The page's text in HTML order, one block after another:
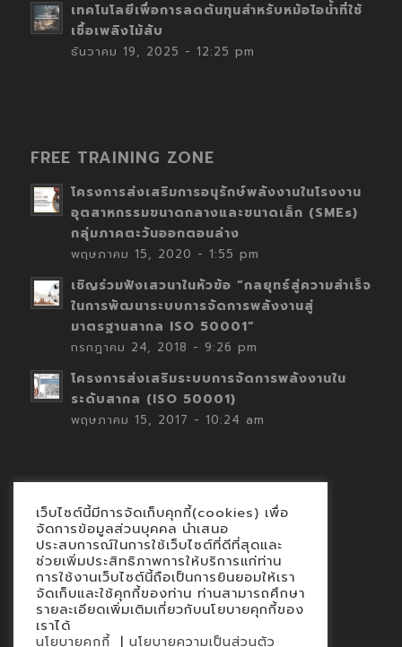
เทคโนโลยีเพื่อการลดต้นทุนสำหรับหม้อไอน้ำที่ใช้
เชื้อเพลิงไม้สับ
ธันวาคม 19, 2025 - 12:25 pm
FREE TRAINING ZONE
โครงการส่งเสริมการอนุรักษ์พลังงานในโรงงาน
อุตสาหกรรมขนาดกลางและขนาดเล็ก (SMEs)
กลุ่มภาคตะวันออกตอนล่าง
พฤษภาคม 15, 2020 - 1:55 pm
เชิญร่วมฟังเสวนาในหัวข้อ “กลยุทธ์สู่ความสำเร็จ
ในการพัฒนาระบบการจัดการพลังงานสู่
มาตรฐานสากล ISO 50001”
กรกฎาคม 24, 2018 - 9:26 pm
โครงการส่งเสริมระบบการจัดการพลังงานใน
ระดับสากล (ISO 50001)
พฤษภาคม 15, 2017 - 10:24 am
Contact
นโยบายคุกกี้
นโยบายข้อมูลส่วนบุคคล
เว็บไซต์นี้มีการจัดเก็บคุกกี้(cookies) เพื่อ
จัดการข้อมูลส่วนบุคคล นำเสนอ
ประสบการณ์ในการใช้เว็บไซต์ที่ดีที่สุดและ
ช่วยเพิ่มประสิทธิภาพการให้บริการแก่ท่าน
การใช้งานเว็บไซต์นี้ถือเป็นการยินยอมให้เรา
จัดเก็บและใช้คุกกี้ของท่าน ท่านสามารถศึกษา
รายละเอียดเพิ่มเติมเกี่ยวกับนโยบายคุกกี้ของ
เราได้
นโยบายคุกกี้ | นโยบายความเป็นส่วนตัว